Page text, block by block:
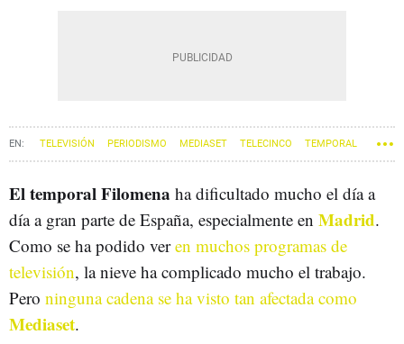
TELEVISIÓN PERIODISMO MEDIASET TELECINCO TEMPORAL
El temporal Filomena ha dificultado mucho el día a
día a gran parte de España, especialmente en Madrid.
Como se ha podido veren muchos programas de
televisión, la nieve ha complicado mucho el trabajo.
Pero ninguna cadena se ha visto tan afectada como
Mediaset.